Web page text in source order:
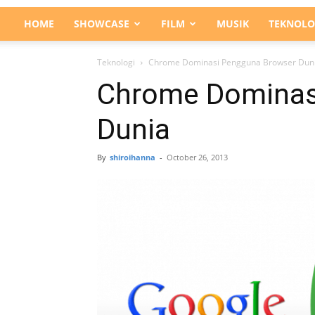
HOME SHOWCASE FILM MUSIK
Teknologi Chrome Dominasi Pengguna Browser
Chrome
Dunia
By shiroihanna - October 26, 2013